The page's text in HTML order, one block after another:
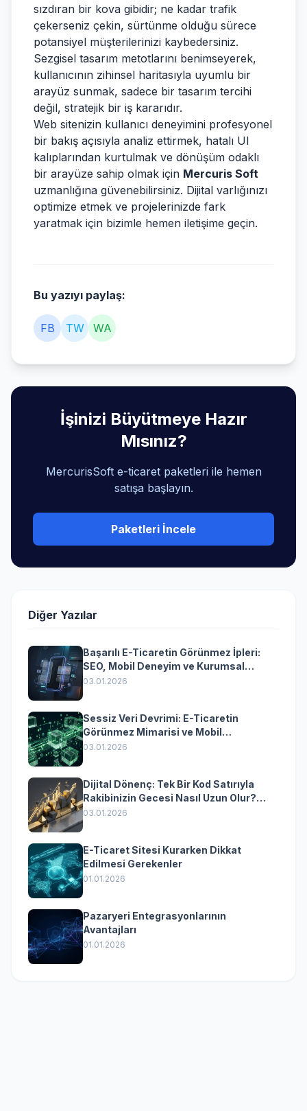
sızdıran bir kova gibidir; ne kadar trafik
çekerseniz çekin, sürtünme olduğu sürece
potansiyel müşterilerinizi kaybedersiniz.
Sezgisel tasarım metotlarını benimseyerek,
kullanıcının zihinsel haritasıyla uyumlu bir
arayüz sunmak, sadece bir tasarım tercihi
değil, stratejik bir iş kararıdır.
Web sitenizin kullanıcı deneyimini profesyonel
bir bakış açısıyla analiz ettirmek, hatalı UI
kalıplarından kurtulmak ve dönüşüm odaklı
bir arayüze sahip olmak için Mercuris Soft
uzmanlığına güvenebilirsiniz. Dijital varlığınızı
optimize etmek ve projelerinizde fark
yaratmak için bizimle hemen iletişime geçin.
Bu yazıyı paylaş:
FB TW WA
İşinizi Büyütmeye Hazır
Mısınız?
MercurisSoft e-ticaret paketleri ile hemen
satışa başlayın.
Paketleri İncele
Diğer Yazılar
Başarılı E-Ticaretin Görünmez İpleri:
SEO, Mobil Deneyim ve Kurumsal
Yazılımın Kazandıran Senkronizasyonu
03.01.2026
Sessiz Veri Devrimi: E-Ticaretin
Görünmez Mimarisi ve Mobil
Dönüşümün Kurumsal Anahtarı
03.01.2026
Dijital Dönenç: Tek Bir Kod Satırıyla
Rakibinizin Gecesi Nasıl Uzun Olur?
(Kurumsal Yazılımın Güçlü Rolü)
03.01.2026
E-Ticaret Sitesi Kurarken Dikkat
Edilmesi Gerekenler
01.01.2026
Pazaryeri Entegrasyonlarının
Avantajları
01.01.2026